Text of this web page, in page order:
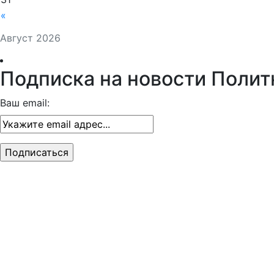
Август 2026
«
Подписка на новости
Ваш email: